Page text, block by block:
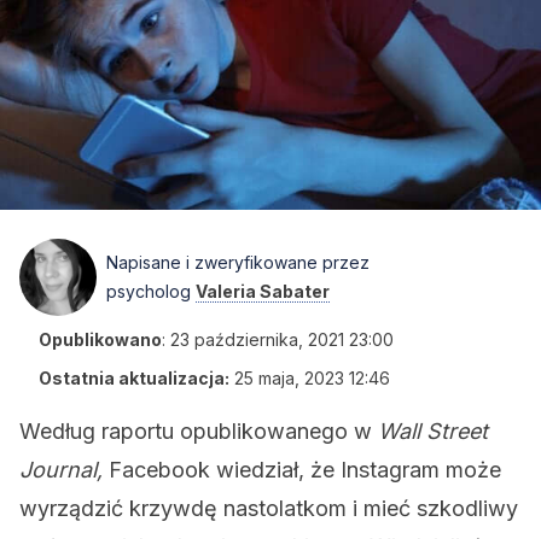
Napisane i zweryfikowane przez
psycholog Valeria Sabater
Opublikowano: 23 października, 2021 23:00
Ostatnia aktualizacja: 25 maja, 2023 12:46
Według raportu opublikowanego w Wall Street
Journal, Facebook wiedział, że Instagram może
wyrządzić krzywdę nastolatkom i mieć szkodliwy